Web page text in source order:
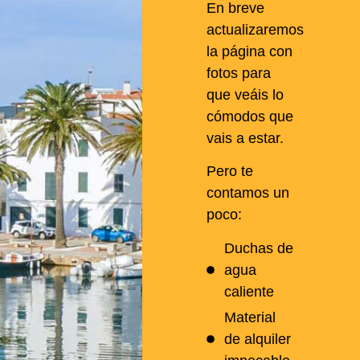
En breve
actualizaremos
la página con
fotos para
que veáis lo
cómodos que
vais a estar.
Pero te
contamos un
poco:
Duchas de
agua
caliente
Material
de alquiler